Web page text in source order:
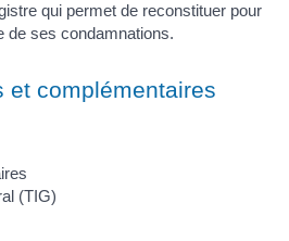
qui permet de reconstituer pour
de ses condamnations.
et complémentaires
(TIG)